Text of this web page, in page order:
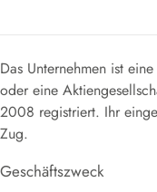
Das Unternehmen ist
oder eine
2008 registriert. Ihr
Zug.
Geschäftszweck